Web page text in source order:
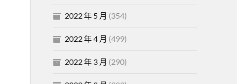
2022 年 5 月 (354)
2022 年 4 月 (499)
2022 年 3 月 (290)